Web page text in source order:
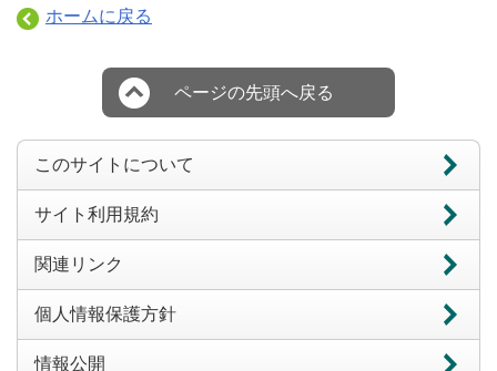
ホームに戻る
ページの先頭へ戻る
このサイトについて
サイト利用規約
関連リンク
個人情報保護方針
情報公開